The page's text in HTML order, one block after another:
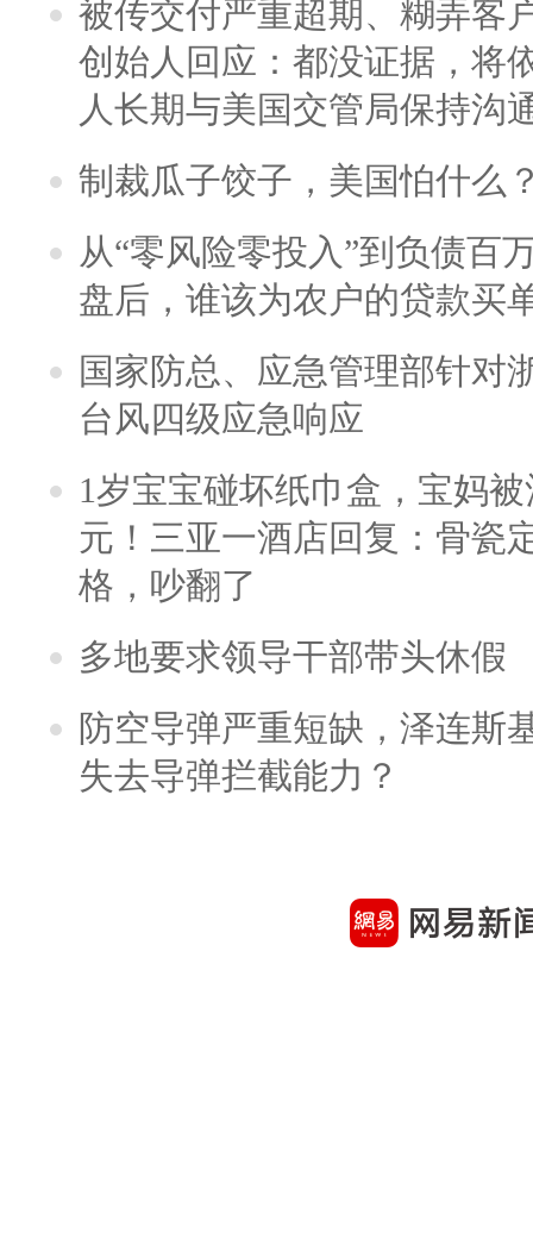
被传交付严重超期、糊弄客
创始人回应：都没证据，将
人长期与美国交管局保持沟
制裁瓜子饺子，美国怕什么
从“零风险零投入”到负债百
盘后，谁该为农户的贷款买
国家防总、应急管理部针对
台风四级应急响应
1岁宝宝碰坏纸巾盒，宝妈
元！三亚一酒店回复：骨瓷
格，吵翻了
多地要求领导干部带头休假
防空导弹严重短缺，泽连斯
失去导弹拦截能力？